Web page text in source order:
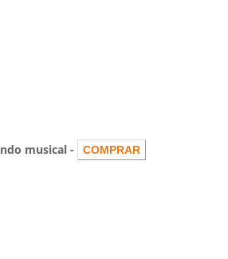
musical -